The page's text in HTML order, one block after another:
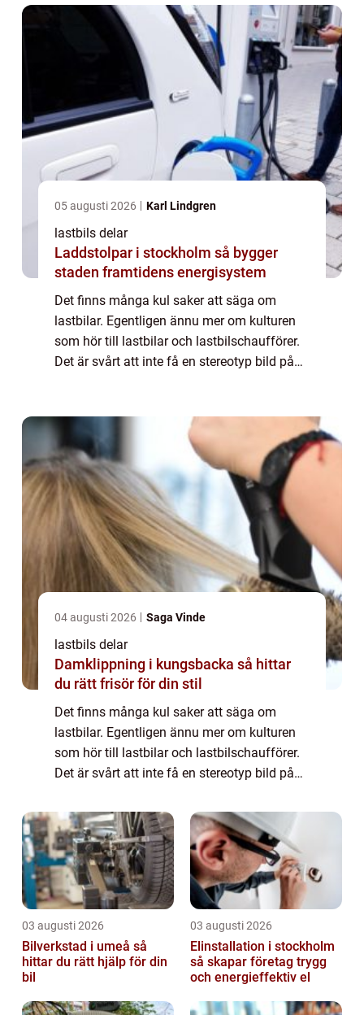
05 augusti 2026 Karl Lindgren
lastbils delar
Laddstolpar i stockholm så bygger
staden framtidens energisystem
Det finns många kul saker att säga om
lastbilar. Egentligen ännu mer om kulturen
som hör till lastbilar och lastbilschaufförer.
Det är svårt att inte få en stereotyp bild på
04 augusti 2026 Saga Vinde
lastbils delar
Damklippning i kungsbacka så hittar
du rätt frisör för din stil
Det finns många kul saker att säga om
lastbilar. Egentligen ännu mer om kulturen
som hör till lastbilar och lastbilschaufförer.
Det är svårt att inte få en stereotyp bild på
jeansväst och trucker-keps som sitte...
03 augusti 2026
Bilverkstad i umeå så
hittar du rätt hjälp för din
bil
03 augusti 2026
Elinstallation i stockholm
så skapar företag trygg
och energieffektiv el